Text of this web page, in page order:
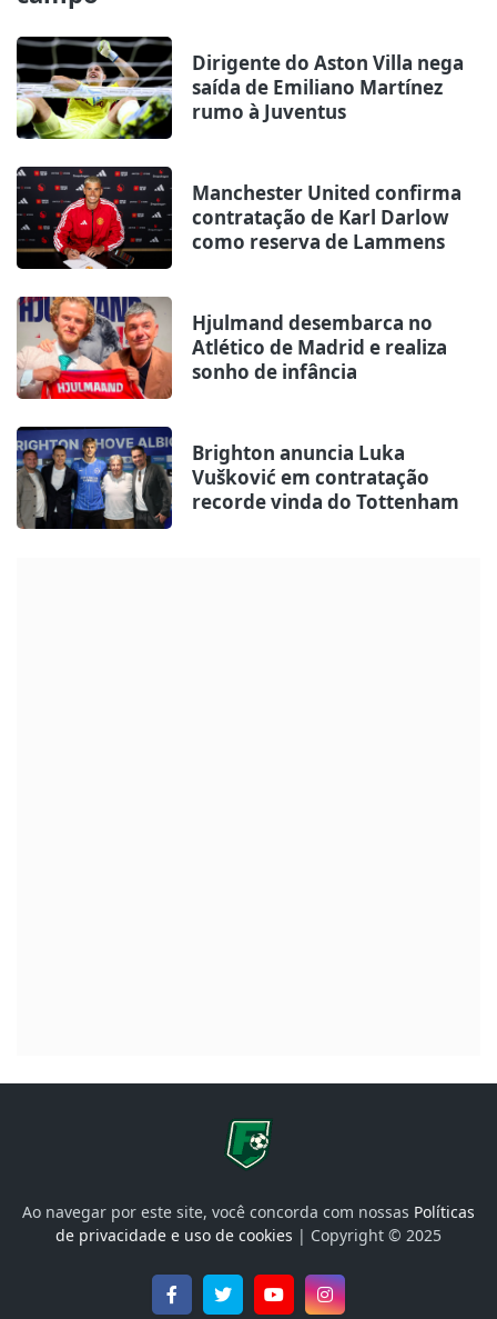
Dirigente do Aston Villa nega
saída de Emiliano Martínez
rumo à Juventus
Manchester United confirma
contratação de Karl Darlow
como reserva de Lammens
Hjulmand desembarca no
Atlético de Madrid e realiza
sonho de infância
Brighton anuncia Luka
Vušković em contratação
recorde vinda do Tottenham
Ao navegar por este site, você concorda com nossas Políticas
de privacidade e uso de cookies | Copyright © 2025